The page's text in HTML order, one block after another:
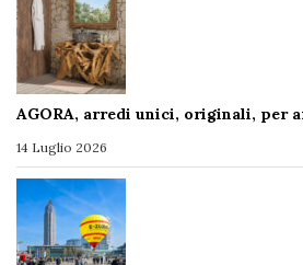
AGORA, arredi unici, originali, per
14 Luglio 2026